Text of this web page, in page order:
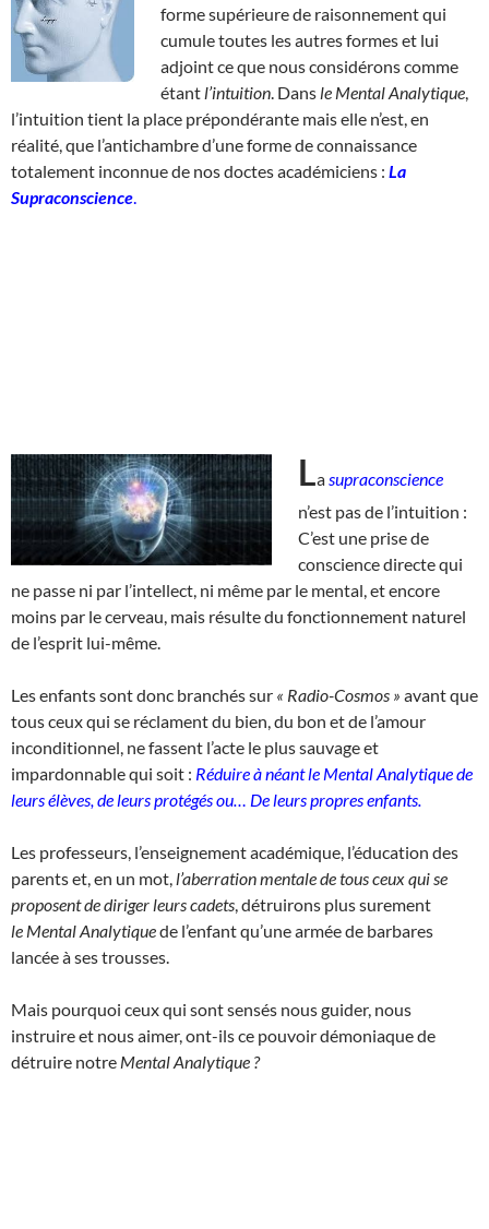
forme supérieure de raisonnement qui
cumule toutes les autres formes et lui
adjoint ce que nous considérons comme
étant l’intuition . Dans le Mental Analytique
l’intuition tient la place prépondérante mais elle n’est, en
réalité, que l’antichambre d’une forme de connaissance
totalement inconnue de nos doctes académiciens : La
Supraconscience
La supraconscience
n’est pas de l’intuition :
C’est une prise de
conscience directe qui
ne passe ni par l’intellect, ni même par le mental, et encore
moins par le cerveau, mais résulte du fonctionnement naturel
de l’esprit lui-même.
Les enfants sont donc branchés sur « Radio-Cosmos » avant que
tous ceux qui se réclament du bien, du bon et de l’amour
inconditionnel, ne fassent l’acte le plus sauvage et
impardonnable qui soit : Réduire à néant le Mental Analytique de
leurs élèves, de leurs protégés ou…
De leurs propres enfants.
Les professeurs, l’enseignement académique, l’éducation des
parents et, en un mot, l’aberration mentale de tous ceux qui se
proposent de diriger leurs cadets , détruirons plus surement
le Mental Analytiquede l’enfant qu’une armée de barbares
lancée à ses trousses.
Mais pourquoi ceux qui sont sensés nous guider, nous
instruire et nous aimer, ont-ils ce pouvoir démoniaque de
détruire notre Mental Analytique ?